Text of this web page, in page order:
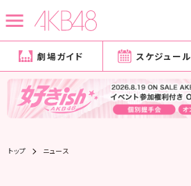
劇場ガイド スケジュール
トップ ニュース